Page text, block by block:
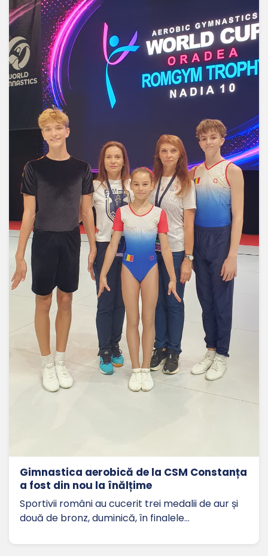
Gimnastica aerobică de la CSM Constanța
a fost din nou la înălțime
Sportivii români au cucerit trei medalii de aur și
două de bronz, duminică, în finalele…